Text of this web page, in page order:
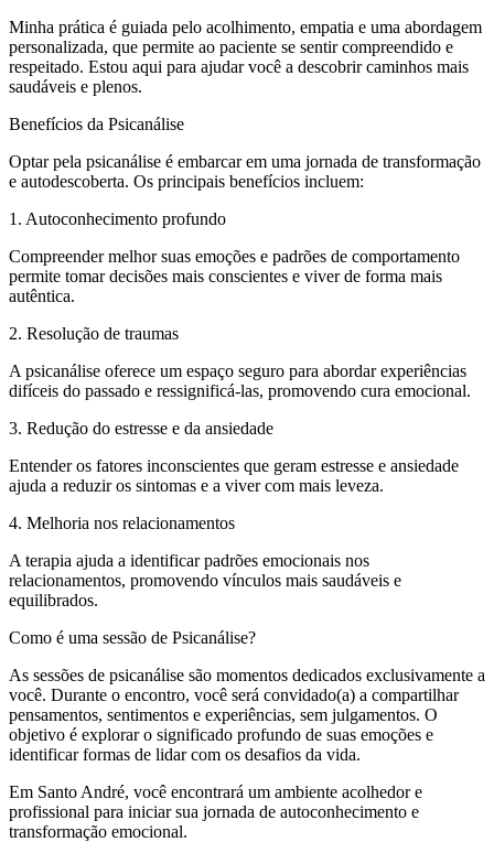
Minha prática é guiada pelo acolhimento, empatia e uma abordagem
personalizada, que permite ao paciente se sentir compreendido e
respeitado. Estou aqui para ajudar você a descobrir caminhos mais
saudáveis e plenos.
Benefícios da Psicanálise
Optar pela psicanálise é embarcar em uma jornada de transformação
e autodescoberta. Os principais benefícios incluem:
1. Autoconhecimento profundo
Compreender melhor suas emoções e padrões de comportamento
permite tomar decisões mais conscientes e viver de forma mais
autêntica.
2. Resolução de traumas
A psicanálise oferece um espaço seguro para abordar experiências
difíceis do passado e ressignificá-las, promovendo cura emocional.
3. Redução do estresse e da ansiedade
Entender os fatores inconscientes que geram estresse e ansiedade
ajuda a reduzir os sintomas e a viver com mais leveza.
4. Melhoria nos relacionamentos
A terapia ajuda a identificar padrões emocionais nos
relacionamentos, promovendo vínculos mais saudáveis e
equilibrados.
Como é uma sessão de Psicanálise?
As sessões de psicanálise são momentos dedicados exclusivamente a
você. Durante o encontro, você será convidado(a) a compartilhar
pensamentos, sentimentos e experiências, sem julgamentos. O
objetivo é explorar o significado profundo de suas emoções e
identificar formas de lidar com os desafios da vida.
Em Santo André, você encontrará um ambiente acolhedor e
profissional para iniciar sua jornada de autoconhecimento e
transformação emocional.